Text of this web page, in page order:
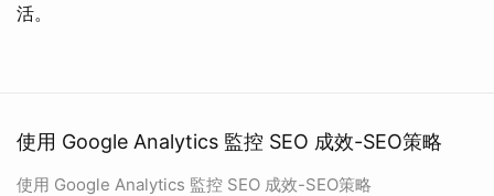
活。
使用 Google Analytics 監控 SEO 成效-SEO策略
使用 Google Analytics 監控 SEO 成效-SEO策略